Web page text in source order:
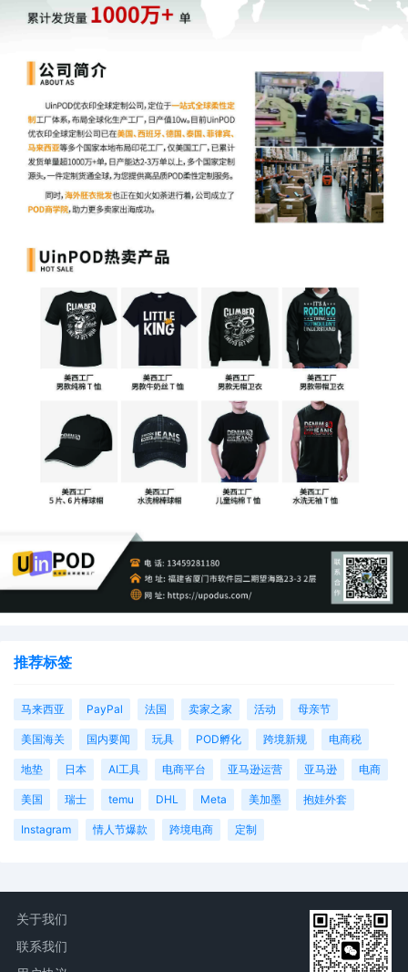
选择具备合法资质的供应商
签订明确的知识产权条款
推动产品创新
开发具有自主知识产权的产品
建立独特的品牌形象和产品线
善用专业工具与服务
使用专业检测工具进行侵权风险评估
借助第三方平台实现全方位风险排查
遇疑难问题及时寻求专业法律咨询
面对《哪吒2》等热门IP严密的知识产权保护，跨境卖家必
须摒弃侥幸心理，通过合法授权、自主创新和专业风控，在
推荐标签
马来西亚 PayPal 法国 卖家之家 活动 母亲节
美国海关 国内要闻 玩具 POD孵化 跨境新规 电商税
地垫 日本 AI工具 电商平台 亚马逊运营 亚马逊 电商
美国 瑞士 temu DHL Meta 美加墨 抱娃外套
Instagram 情人节爆款 跨境电商 定制
关于我们
联系我们